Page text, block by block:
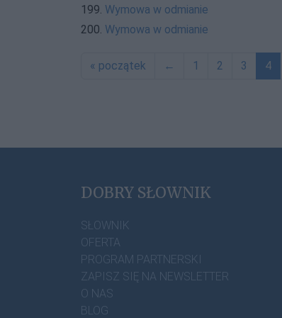
199. Wymowa w odmianie
200. Wymowa w odmianie
« początek ← 1 2 3 4
DOBRY SŁOWNIK
SŁOWNIK
OFERTA
PROGRAM PARTNERSKI
ZAPISZ SIĘ NA NEWSLETTER
O NAS
BLOG